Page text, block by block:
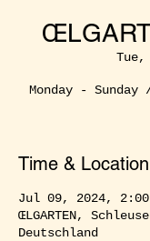
Monday -
Time & Location
Jul 09, 2024, 2:00
ŒLGARTEN,
Deutschland